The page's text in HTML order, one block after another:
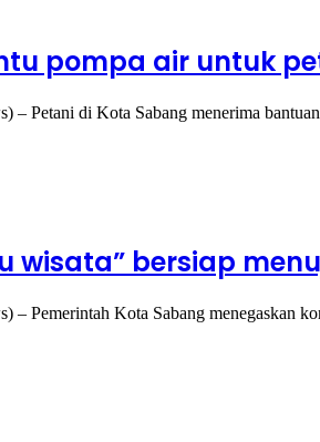
pompa air untuk
– Petani di Kota Sabang menerima
wisata” bersiap
– Pemerintah Kota Sabang menegaskan